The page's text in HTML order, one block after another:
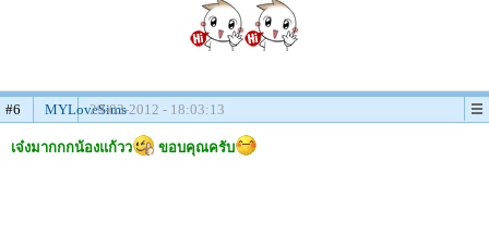
#6 MYLoveSims29-03-2012 - 18:03:13
เจ๋งมากกกน้องแก้วว ขอบคุณครับ